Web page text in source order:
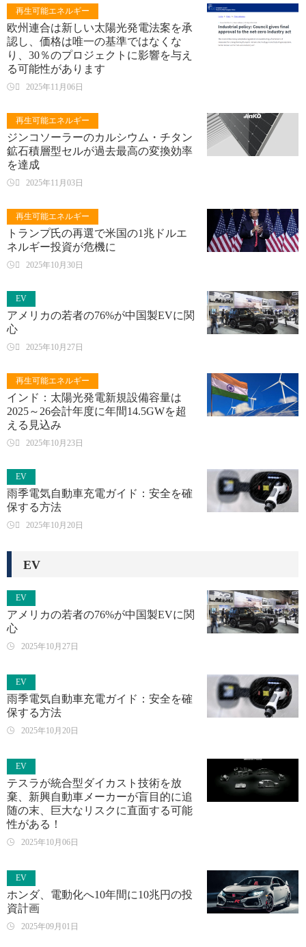
再生可能エネルギー
欧州連合は新しい太陽光発電法案を承
認し、価格は唯一の基準ではなくな
り、30％のプロジェクトに影響を与え
る可能性があります
 2025年11月06日
再生可能エネルギー
ジンコソーラーのカルシウム・チタン
鉱石積層型セルが過去最高の変換効率
を達成
 2025年11月03日
再生可能エネルギー
トランプ氏の再選で米国の1兆ドルエ
ネルギー投資が危機に
 2025年10月30日
EV
アメリカの若者の76%が中国製EVに関
心
 2025年10月27日
再生可能エネルギー
インド：太陽光発電新規設備容量は
2025～26会計年度に年間14.5GWを超
える見込み
 2025年10月23日
EV
雨季電気自動車充電ガイド：安全を確
保する方法
 2025年10月20日
EV
EV
アメリカの若者の76%が中国製EVに関
心
2025年10月27日
EV
雨季電気自動車充電ガイド：安全を確
保する方法
2025年10月20日
EV
テスラが統合型ダイカスト技術を放
棄、新興自動車メーカーが盲目的に追
随の末、巨大なリスクに直面する可能
性がある！
2025年10月06日
EV
ホンダ、電動化へ10年間に10兆円の投
資計画
2025年09月01日